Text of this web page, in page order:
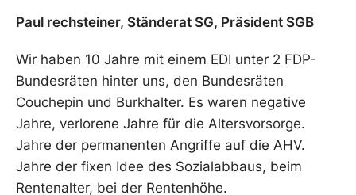
Paul rechsteiner, Ständerat SG, Präsident SGB
Wir haben 10 Jahre mit einem EDI unter 2 FDP-
Bundesräten hinter uns, den Bundesräten
Couchepin und Burkhalter. Es waren negative
Jahre, verlorene Jahre für die Altersvorsorge.
Jahre der permanenten Angriffe auf die AHV.
Jahre der fixen Idee des Sozialabbaus, beim
Rentenalter, bei der Rentenhöhe.